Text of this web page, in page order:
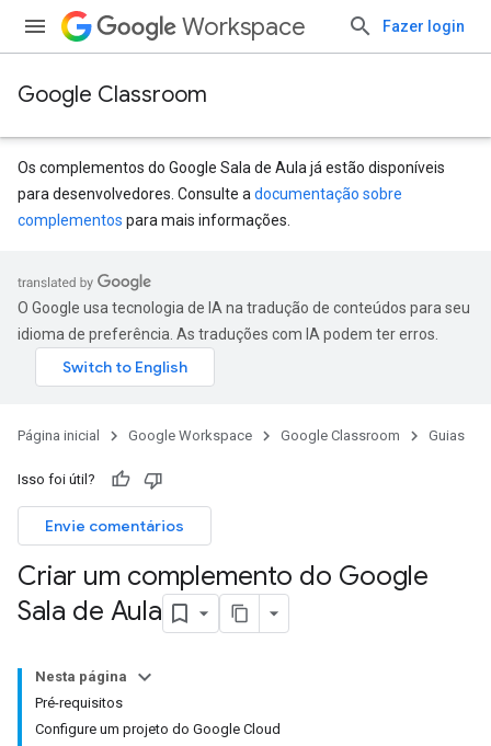
Workspace Fazer login
Google Classroom
Os complementos do Google Sala de Aula já estão disponíveis
para desenvolvedores. Consulte a documentação sobre
complementos para mais informações.
O Google usa tecnologia de IA na tradução de conteúdos para seu
idioma de preferência. As traduções com IA podem ter erros.
Página inicial Google Workspace Google Classroom Guias
Isso foi útil?
Envie comentários
Criar um complemento do Google
Sala de Aula
Nesta página
Pré-requisitos
Configure um projeto do Google Cloud